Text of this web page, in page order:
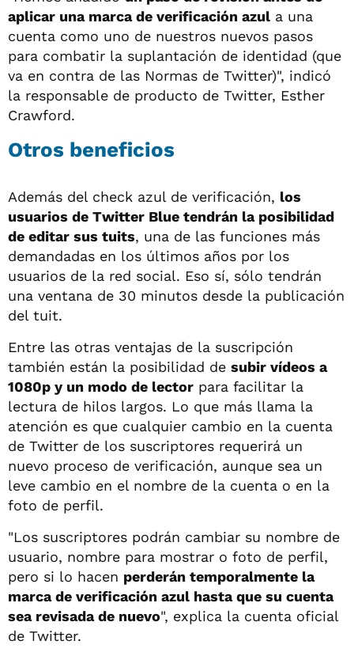
aplicar una marca de verificación azul a una
cuenta como uno de nuestros nuevos pasos
para combatir la suplantación de identidad (que
va en contra de las Normas de Twitter)", indicó
la responsable de producto de Twitter, Esther
Crawford.
Otros beneficios
Además del check azul de verificación, los
usuarios de Twitter Blue tendrán la posibilidad
de editar sus tuits, una de las funciones más
demandadas en los últimos años por los
usuarios de la red social. Eso sí, sólo tendrán
una ventana de 30 minutos desde la publicación
del tuit.
Entre las otras ventajas de la suscripción
también están la posibilidad de subir vídeos a
1080p y un modo de lector para facilitar la
lectura de hilos largos. Lo que más llama la
atención es que cualquier cambio en la cuenta
de Twitter de los suscriptores requerirá un
nuevo proceso de verificación, aunque sea un
leve cambio en el nombre de la cuenta o en la
foto de perfil.
"Los suscriptores podrán cambiar su nombre de
usuario, nombre para mostrar o foto de perfil,
pero si lo hacen perderán temporalmente la
marca de verificación azul hasta que su cuenta
sea revisada de nuevo", explica la cuenta oficial
de Twitter.